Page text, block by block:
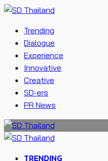
Trending
Dialogue
Experience
Innovative
Creative
SD-ers
PR News
TRENDING